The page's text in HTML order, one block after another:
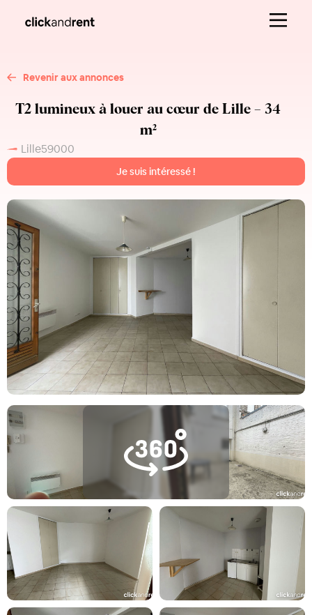
Revenir aux annonces
T2 lumineux à louer au cœur de Lille – 34
m²
Lille59000
Je suis intéressé !